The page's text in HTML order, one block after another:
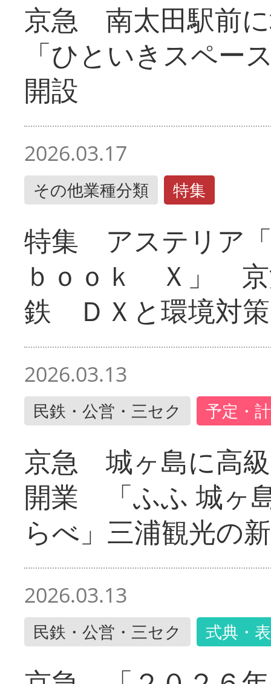
京急 南太田駅前
「ひといきスペー
開設
2026.03.17
その他業種分類 特集
特集 アステリア
ｂｏｏｋ Ｘ」 京
鉄 ＤＸと環境対策
2026.03.13
民鉄・公営・三セク 予定・
京急 城ヶ島に高
開業 「ふふ 城ヶ
らべ」三浦観光の
2026.03.13
民鉄・公営・三セク 式典・